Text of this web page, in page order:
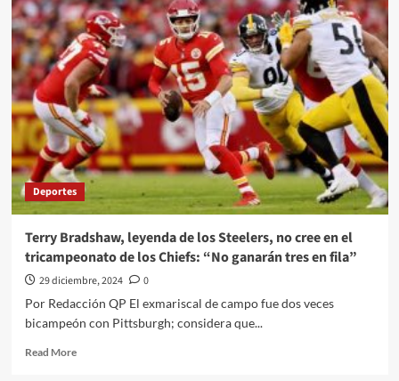
récord
de
la
franquicia!
El
lanzador
Corbin
Burnes
firma
por
220
millones
de
y
seis
años
Diamondbacks
Deportes
Terry Bradshaw, leyenda de los Steelers, no cree en el
tricampeonato de los Chiefs: “No ganarán tres en fila”
29 diciembre, 2024
0
Por Redacción QP El exmariscal de campo fue dos veces
bicampeón con Pittsburgh; considera que...
Read MoreRead